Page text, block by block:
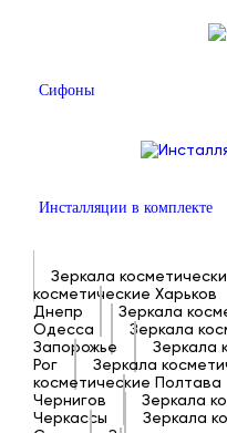
Сифоны
Инсталляции в комплекте
Зеркала
косметические Харьков
Днепр
Зеркала
Одесса
Зеркала
Запорожье
Зеркала
Рог
Зеркала
косметические Полтава
Чернигов
Зеркала
Черкассы
Зеркала